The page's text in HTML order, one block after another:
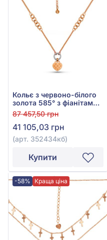
Кольє з червоно-білого
золота 585° з фіанітами,
арт. 352434кб
87 457,50 грн
41 105,03 грн
(арт. 352434кб)
Купити
-58% Краща ціна